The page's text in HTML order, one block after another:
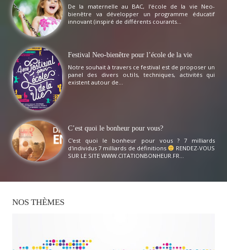
De la maternelle au BAC, l'école de la vie Neo-
bienêtre va développer un programme éducatif
innovant (inspiré de différents courants...
Festival Neo-bienêtre pour l’école de la vie
Notre souhait à travers ce festival est de proposer un
panel des divers outils, techniques, activités qui
existent autour de...
C’est quoi le bonheur pour vous?
C'est quoi le bonheur pour vous ? 7 milliards
d'individus 7 milliards de définitions
RENDEZ-VOUS
SUR LE SITE WWW.CITATIONBONHEUR.FR...
NOS THÈMES